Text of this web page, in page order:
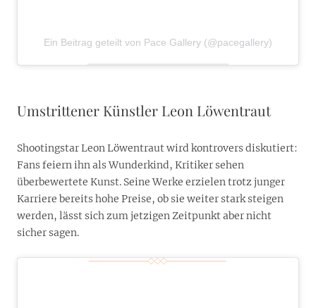
Ein Beitrag geteilt von Pace Gallery (@pacegallery)
Umstrittener Künstler Leon Löwentraut
Shootingstar Leon Löwentraut wird kontrovers diskutiert:
Fans feiern ihn als Wunderkind, Kritiker sehen
überbewertete Kunst. Seine Werke erzielen trotz junger
Karriere bereits hohe Preise, ob sie weiter stark steigen
werden, lässt sich zum jetzigen Zeitpunkt aber nicht
sicher sagen.